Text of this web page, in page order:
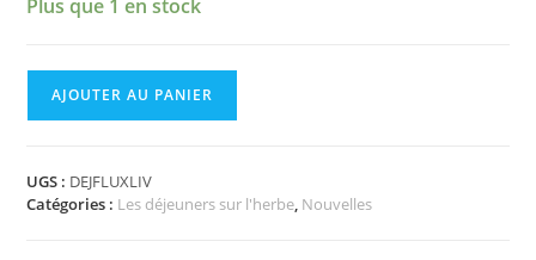
Plus que 1 en stock
et
mascarets
AJOUTER AU PANIER
UGS : DEJFLUXLIV
Catégories : Les déjeuners sur l'herbe, Nouvelles